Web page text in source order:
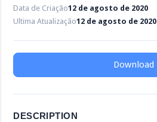
Data de Criação12 de agosto de 2020
Ultima Atualização12 de agosto de 2020
Download
DESCRIPTION